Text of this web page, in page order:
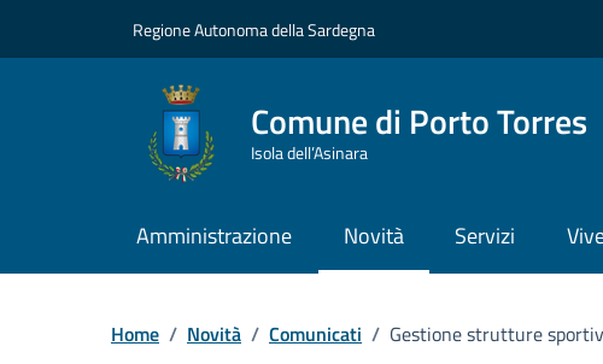
Regione Autonoma della Sardegna
Comune di Porto Torres
Isola dell’Asinara
Amministrazione Novità Servizi
Home / Novità / Comunicati / Gestione strutture